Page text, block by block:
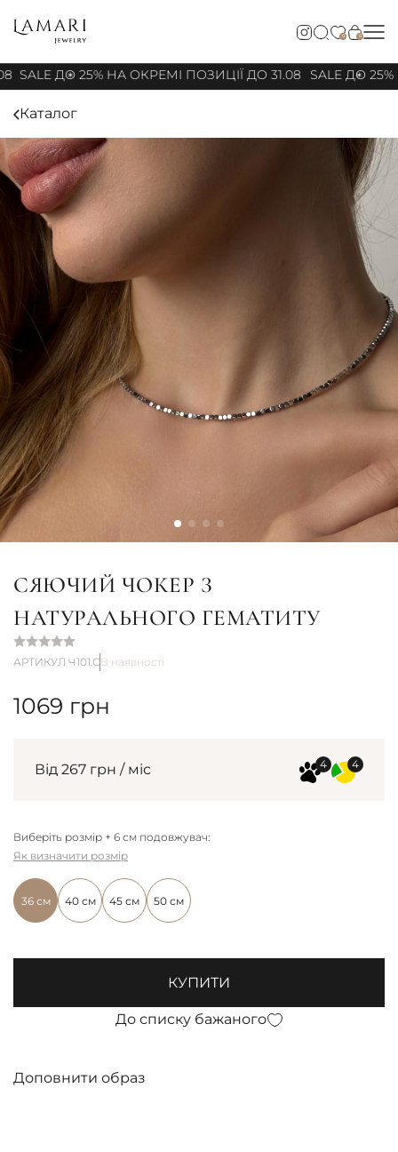
0 0
SALE ДО 25% НА ОКРЕМІ ПОЗИЦІЇ ДО 31.08 SALE ДО
Каталог
СЯЮЧИЙ ЧОКЕР З
НАТУРАЛЬНОГО ГЕМАТИТУ
АРТИКУЛ Ч101.CВ наявності
1069 грн
Від 267 грн / міс
Виберіть розмір + 6 см подовжувач:
36 см 40 см 45 см 50 см
Як визначити розмір
КУПИТИ
До списку бажаного
Доповнити образ